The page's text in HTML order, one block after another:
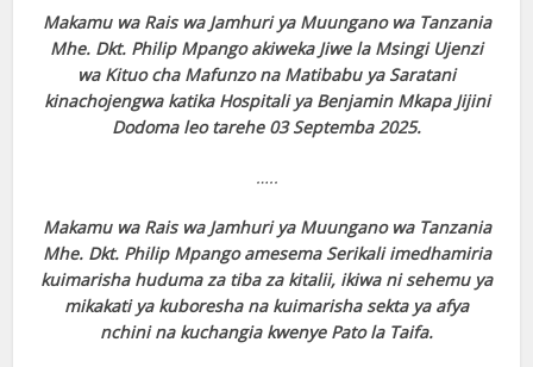
Makamu wa Rais wa Jamhuri ya Muungano wa Tanzania
Mhe. Dkt. Philip Mpango akiweka Jiwe la Msingi Ujenzi
wa Kituo cha Mafunzo na Matibabu ya Saratani
kinachojengwa katika Hospitali ya Benjamin Mkapa Jijini
Dodoma leo tarehe 03 Septemba 2025.
…..
Makamu wa Rais wa Jamhuri ya Muungano wa Tanzania
Mhe. Dkt. Philip Mpango amesema Serikali imedhamiria
kuimarisha huduma za tiba za kitalii, ikiwa ni sehemu ya
mikakati ya kuboresha na kuimarisha sekta ya afya
nchini na kuchangia kwenye Pato la Taifa.